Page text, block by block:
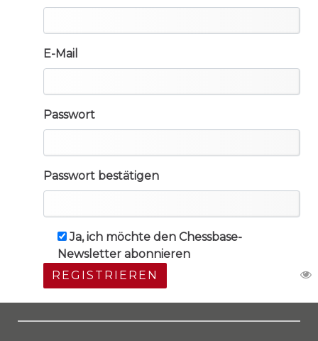
E-Mail
Passwort
Passwort bestätigen
Ja, ich möchte den Chessbase-
Newsletter abonnieren
REGISTRIEREN